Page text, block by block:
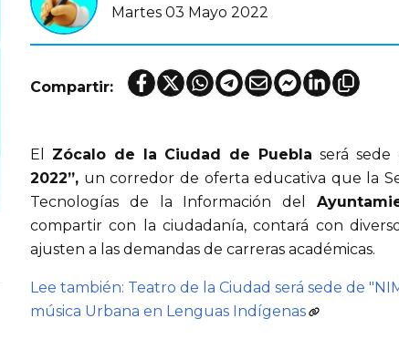
Martes 03 Mayo 2022
Compartir:
El Zócalo de la Ciudad de Puebla será sede
2022”, un corredor de oferta educativa que la
Tecnologías de la Información del
compartir con la ciudadanía, contará con
ajusten a las demandas de carreras académicas.
Lee también: Teatro de la Ciudad será sede de
música Urbana en Lenguas Indígenas